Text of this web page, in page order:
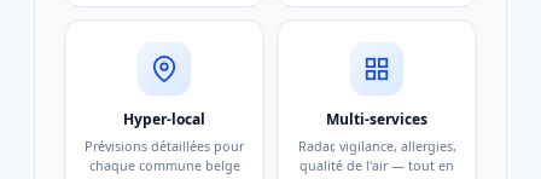
Hyper-local
Prévisions détaillées pour
chaque commune belge
Multi-services
Radar, vigilance, allergies,
qualité de l'air — tout en